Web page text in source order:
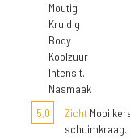
Moutig
Kruidig
Body
Koolzuur
Intensit.
Nasmaak
5,0
Zicht Mooi
schuimkraag.